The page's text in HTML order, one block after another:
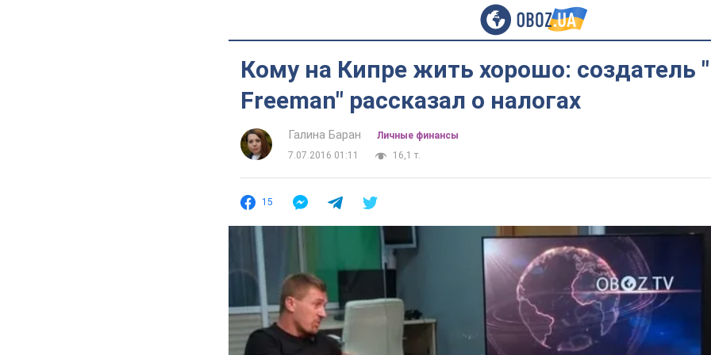
Кому на Кипре жить хорошо: создатель
Freeman" рассказал о налогах
Галина Баран
Личные финансы
7.07.2016 01:11
16,1 т.
15